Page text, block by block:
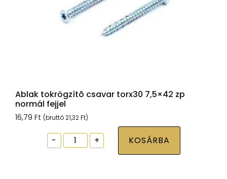
Ablak tokrögzítõ csavar torx30 7,5×42 zp
normál fejjel
16,79 Ft (bruttó21,32Ft)
-
Ablak
tokrögzítõ
+ KOSÁRBA